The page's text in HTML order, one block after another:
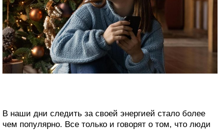
В наши дни следить за своей энергией стало более
чем популярно. Все только и говорят о том, что люди